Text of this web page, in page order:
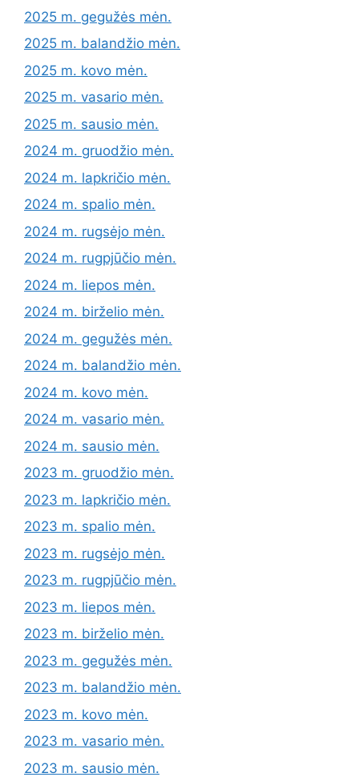
2025 m. gegužės mėn.
2025 m. balandžio mėn.
2025 m. kovo mėn.
2025 m. vasario mėn.
2025 m. sausio mėn.
2024 m. gruodžio mėn.
2024 m. lapkričio mėn.
2024 m. spalio mėn.
2024 m. rugsėjo mėn.
2024 m. rugpjūčio mėn.
2024 m. liepos mėn.
2024 m. birželio mėn.
2024 m. gegužės mėn.
2024 m. balandžio mėn.
2024 m. kovo mėn.
2024 m. vasario mėn.
2024 m. sausio mėn.
2023 m. gruodžio mėn.
2023 m. lapkričio mėn.
2023 m. spalio mėn.
2023 m. rugsėjo mėn.
2023 m. rugpjūčio mėn.
2023 m. liepos mėn.
2023 m. birželio mėn.
2023 m. gegužės mėn.
2023 m. balandžio mėn.
2023 m. kovo mėn.
2023 m. vasario mėn.
2023 m. sausio mėn.